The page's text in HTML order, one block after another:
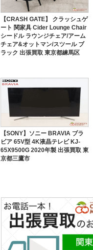
【CRASH GATE】 クラッシュゲ
ート 関家具 Cider Lounge Chair
シードル ラウンジチェア/アーム
チェア&オットマン/スツール ブ
ラック 出張買取 東京都練馬区
【SONY】ソニー BRAVIA ブラ
ビア 65V型 4K液晶テレビ KJ-
65X9500G 2020年製 出張買取 東
京都三鷹市